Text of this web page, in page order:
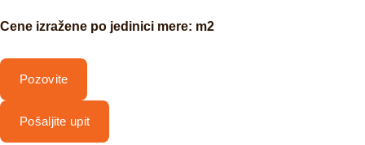
Cene izražene po jedinici mere: m2
Pozovite
Pošaljite upit